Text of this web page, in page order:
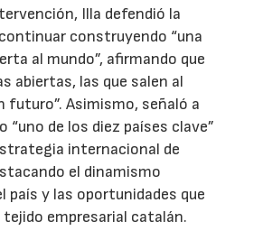
Illa defendió la
construyendo “una
al mundo”, afirmando que
abiertas, las que salen al
futuro”. Asimismo, señaló a
“uno de los diez países clave”
internacional de
el dinamismo
país y las oportunidades que
empresarial catalán.